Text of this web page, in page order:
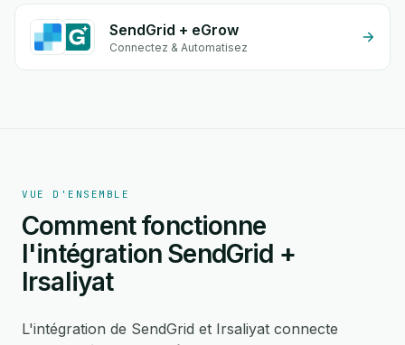
SendGrid + eGrow
Connectez & Automatisez
VUE D'ENSEMBLE
Comment fonctionne
l'intégration SendGrid +
Irsaliyat
L'intégration de SendGrid et Irsaliyat connecte